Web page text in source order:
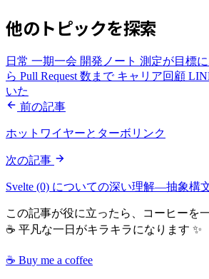
他のトピックを探索
日常 一期一会 開発ノート 測定が目標
ら Pull Request 数まで キャリア回顧
いた
前の記事
ホットワイヤーとターボリンク
次の記事
Svelte (0) についての深い理解—抽象構
この記事が役に立ったら、コーヒーを
☕ 平凡な一日がキラキラになります ✨
☕ Buy me a coffee